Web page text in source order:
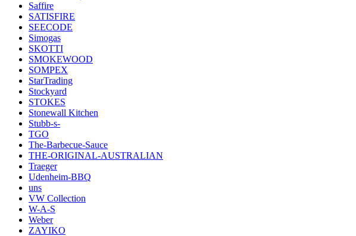
Saffire
SATISFIRE
SEECODE
Simogas
SKOTTI
SMOKEWOOD
SOMPEX
StarTrading
Stockyard
STOKES
Stonewall Kitchen
Stubb-s-
TGO
The-Barbecue-Sauce
THE-ORIGINAL-AUSTRALIAN
Traeger
Udenheim-BBQ
uns
VW Collection
W-A-S
Weber
ZAYIKO